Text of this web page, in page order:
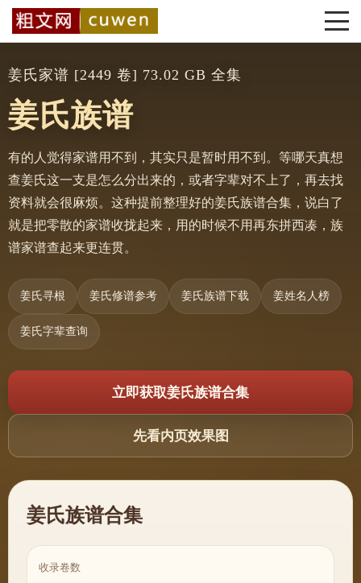
姜氏家谱 [2449 卷] 73.02 GB 全集
姜氏族谱
有的人觉得家谱用不到，其实只是暂时用不到。等哪天真想
查姜氏这一支是怎么分出来的，或者字辈对不上了，再去找
资料就会很麻烦。这种提前整理好的姜氏族谱合集，说白了
就是把零散的家谱收拢起来，用的时候不用再东拼西凑，族
谱家谱查起来更连贯。
姜氏寻根 姜氏修谱参考 姜氏族谱下载 姜姓名人榜
姜氏字辈查询
立即获取姜氏族谱合集
先看内页效果图
姜氏族谱合集
收录卷数